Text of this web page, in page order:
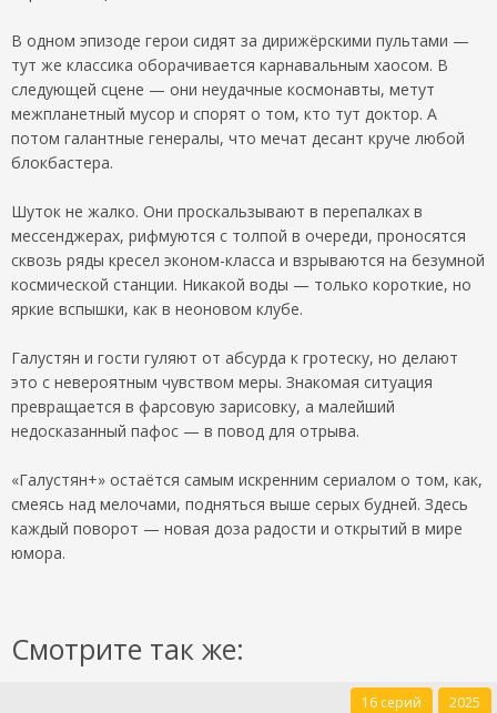
В одном эпизоде герои сидят за дирижёрскими пультами —
тут же классика оборачивается карнавальным хаосом. В
следующей сцене — они неудачные космонавты, метут
межпланетный мусор и спорят о том, кто тут доктор. А
потом галантные генералы, что мечат десант круче любой
блокбастера.
Шуток не жалко. Они проскальзывают в перепалках в
мессенджерах, рифмуются с толпой в очереди, проносятся
сквозь ряды кресел эконом-класса и взрываются на безумной
космической станции. Никакой воды — только короткие, но
яркие вспышки, как в неоновом клубе.
Галустян и гости гуляют от абсурда к гротеску, но делают
это с невероятным чувством меры. Знакомая ситуация
превращается в фарсовую зарисовку, а малейший
недосказанный пафос — в повод для отрыва.
«Галустян+» остаётся самым искренним сериалом о том, как,
смеясь над мелочами, подняться выше серых будней. Здесь
каждый поворот — новая доза радости и открытий в мире
юмора.
Смотрите так же:
16 серий 2025